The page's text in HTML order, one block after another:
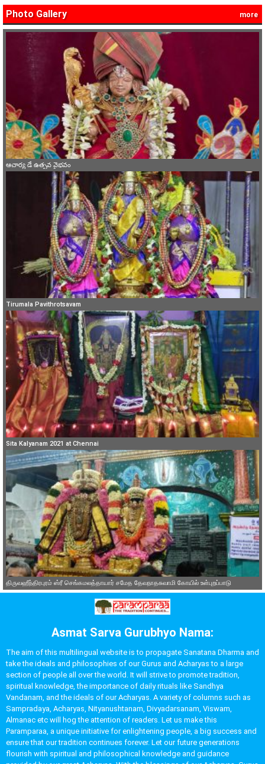
Photo Gallery more
ఆచార్య డే ఉత్సవ వైభవం
Tirumala Pavithrotsavam
Sita Kalyanam 2021 at Chennai
திருவஹீந்திரபுரம் ஸ்ரீ செங்கமலத்தாயார் சமேத தேவநாதசுவாமி கோயில் உள்புறப்பாடு
Asmat Sarva Gurubhyo Nama:
The aim of this multilingual website is to propagate Sanatana Dharma and
take the ideals and philosophies of our Gurus and Acharyas to a large
section of people all over the world. It will strive to promote tradition,
spiritual knowledge, the importance of daily rituals like Sandhya
Vandanam, and the ideals of our Acharyas. A variety of columns such as
Sampradaya, Acharyas, Nityanushtanam, Divyadarsanam, Viswam,
Almanac etc will hog the attention of readers. Let us make this
Paramparaa, a unique initiative for enlightening people, a big success and
ensure that our tradition continues forever. Let our future generations
flourish with spiritual and philosophical knowledge and guidance